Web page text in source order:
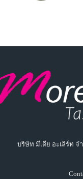
บริษัท มีเดีย อะเลิร์ท จ